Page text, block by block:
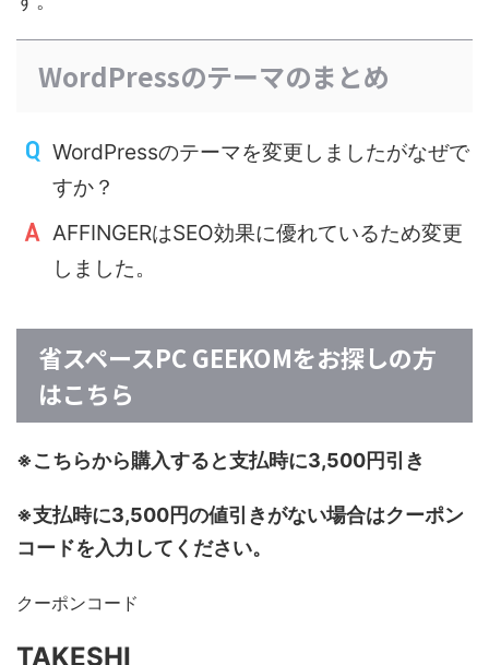
WordPressのテーマのまとめ
WordPressのテーマを変更しましたがなぜで
すか？
AFFINGERはSEO効果に優れているため変更
しました。
省スペースPC GEEKOMをお探しの方
はこちら
※こちらから購入すると支払時に3,500円引き
※支払時に3,500円の値引きがない場合はクーポン
コードを入力してください。
クーポンコード
TAKESHI